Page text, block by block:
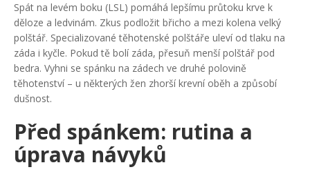
Spát na levém boku (LSL) pomáhá lepšímu průtoku krve k
děloze a ledvinám. Zkus podložit břicho a mezi kolena velký
polštář. Specializované těhotenské polštáře uleví od tlaku na
záda i kyčle. Pokud tě bolí záda, přesuň menší polštář pod
bedra. Vyhni se spánku na zádech ve druhé polovině
těhotenství – u některých žen zhorší krevní oběh a způsobí
dušnost.
Před spánkem: rutina a
úprava návyků